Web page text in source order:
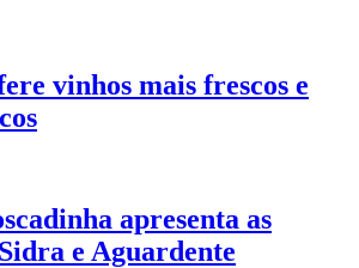
vinhos mais frescos e
apresenta as
e Aguardente